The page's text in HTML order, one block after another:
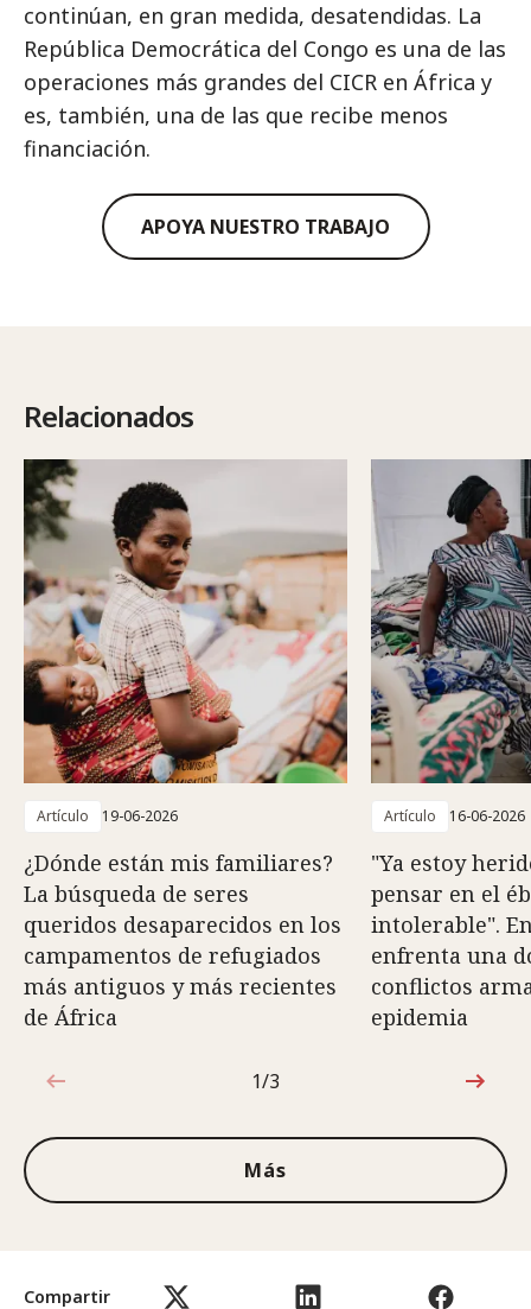
Compartir
continúan, en gran medida, desatendidas. La
República Democrática del Congo es una de las
operaciones más grandes del CICR en África y
es, también, una de las que recibe menos
financiación.
APOYA NUESTRO TRABAJO
Relacionados
Artículo 19-06-2026
¿Dónde están mis familiares?
La búsqueda de seres
queridos desaparecidos en los
campamentos de refugiados
más antiguos y más recientes
de África
Artículo 16-06-2026
"Ya estoy
pensar en el
intolerable".
enfrenta una
conflictos
epidemia
1de3
1/3
Más